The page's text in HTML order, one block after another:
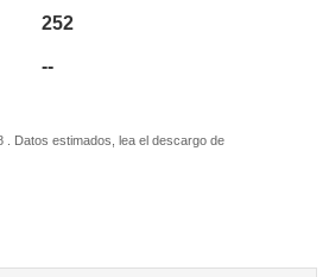
252
--
. Datos estimados, lea el descargo de